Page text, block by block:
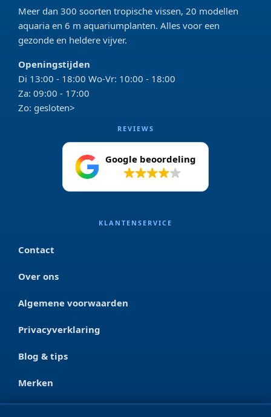
Meer dan 300 soorten tropische vissen, 20 modellen
aquaria en 6 m aquariumplanten. Alles voor een
gezonde en heldere vijver.
Openingstijden
Di 13:00 - 18:00 Wo-Vr: 10:00 - 18:00
Za: 09:00 - 17:00
Zo: gesloten>
REVIEWS
Google beoordeling
KLANTENSERVICE
Contact
Over ons
Algemene voorwaarden
Privacyverklaring
Blog & tips
Merken